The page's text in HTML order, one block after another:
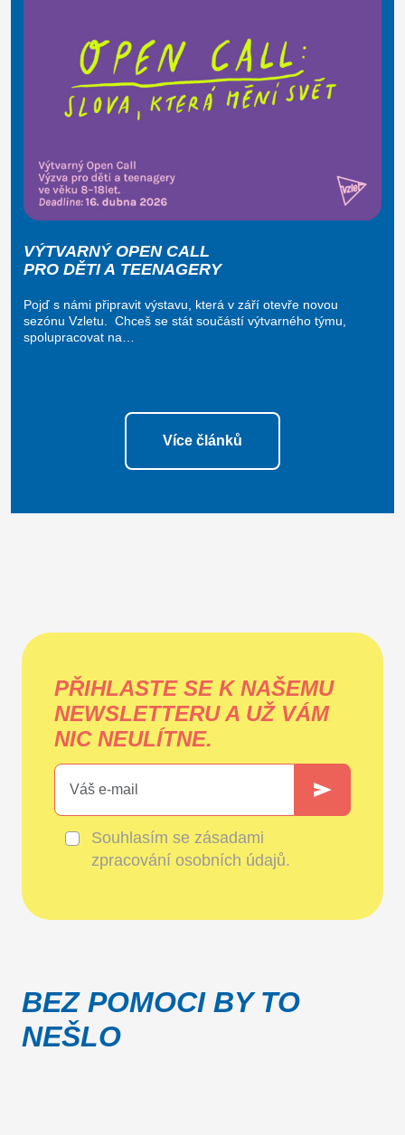
VÝTVARNÝ OPEN CALL
PRO DĚTI A TEENAGERY
Pojď s námi připravit výstavu, která v září otevře novou
sezónu Vzletu. Chceš se stát součástí výtvarného týmu,
spolupracovat na…
Více článků
PŘIHLASTE SE K NAŠEMU
NEWSLETTERU A UŽ VÁM
NIC NEULÍTNE.
Souhlasím se zásadami
zpracování osobních údajů.
BEZ POMOCI BY TO
NEŠLO